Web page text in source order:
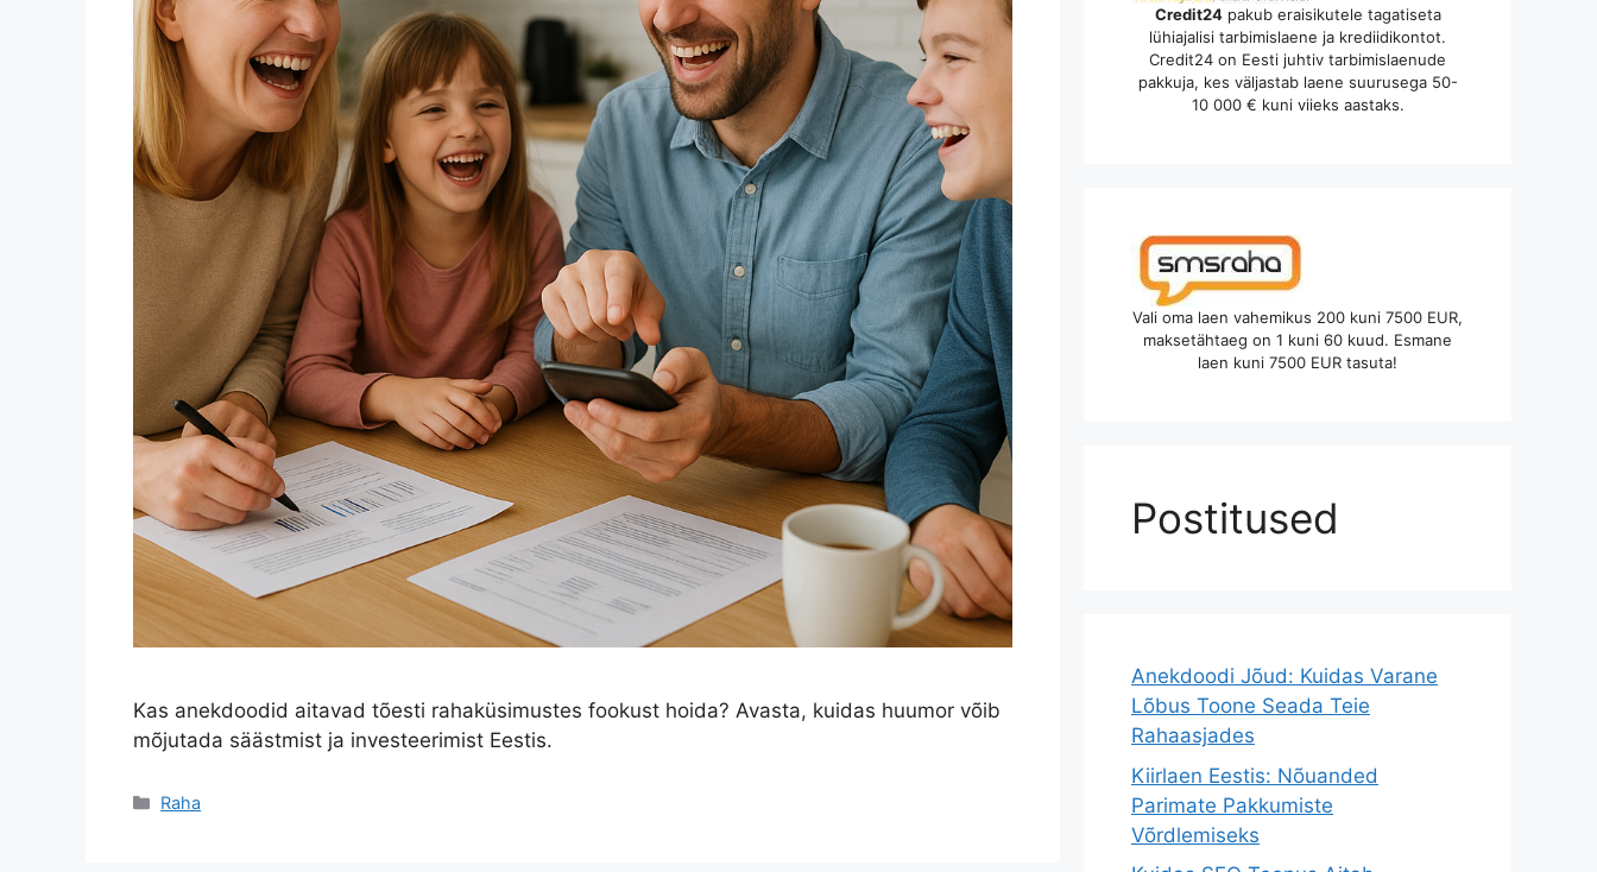
Kas anekdoodid aitavad tõesti rahaküsimustes fookust hoida? Avasta, kuidas huumor võib
mõjutada säästmist ja investeerimist Eestis.
Categories
Raha
Credit24pakub eraisikutele tagatiseta
lühiajalisi tarbimislaene ja krediidikontot.
Credit24 on Eesti juhtiv tarbimislaenude
pakkuja, kes väljastab laene suurusega 50-
10 000 € kuni viieks aastaks.
Vali oma laen vahemikus 200 kuni 7500 EUR,
maksetähtaeg on 1 kuni 60 kuud. Esmane
laen kuni 7500 EUR tasuta!
Postitused
Anekdoodi Jõud: Kuidas Varane
Lõbus Toone Seada Teie
Rahaasjades
Kiirlaen Eestis: Nõuanded
Parimate Pakkumiste
Võrdlemiseks